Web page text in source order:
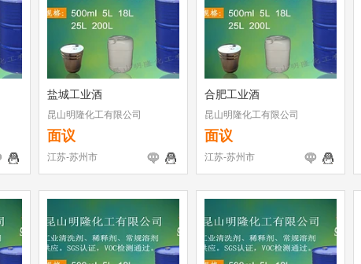
盐城工业酒
昆山明隆化工有限公司
面议
江苏-苏州市
合肥工业酒
昆山明隆化工有限公司
面议
江苏-苏州市